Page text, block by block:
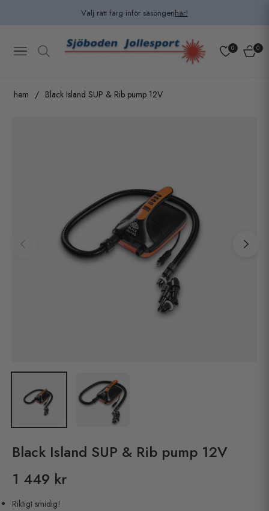
Välj rätt färg inför säsongenhär!
Navigation 0 0
hem / Black Island SUP & Rib pump 12V
Black Island SUP & Rib pump 12V
Pris
1 449 kr
Riktigt smidig!